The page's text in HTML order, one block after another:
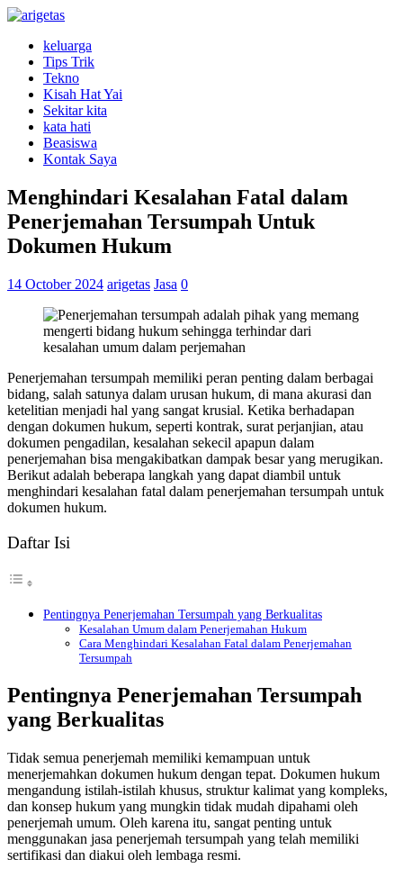
keluarga
Tips Trik
Tekno
Kisah Hat Yai
Sekitar kita
kata hati
Beasiswa
Kontak Saya
Menghindari Kesalahan Fatal dalam
Penerjemahan Tersumpah Untuk
Dokumen Hukum
14 October 2024 arigetas Jasa 0
Penerjemahan tersumpah memiliki peran penting dalam berbagai
bidang, salah satunya dalam urusan hukum, di mana akurasi dan
ketelitian menjadi hal yang sangat krusial. Ketika berhadapan
dengan dokumen hukum, seperti kontrak, surat perjanjian, atau
dokumen pengadilan, kesalahan sekecil apapun dalam
penerjemahan bisa mengakibatkan dampak besar yang merugikan.
Berikut adalah beberapa langkah yang dapat diambil untuk
menghindari kesalahan fatal dalam penerjemahan tersumpah untuk
dokumen hukum.
Daftar Isi
Pentingnya Penerjemahan Tersumpah yang Berkualitas
Kesalahan Umum dalam Penerjemahan Hukum
Cara Menghindari Kesalahan Fatal dalam Penerjemahan
Tersumpah
Pentingnya Penerjemahan Tersumpah
yang Berkualitas
Tidak semua penerjemah memiliki kemampuan untuk
menerjemahkan dokumen hukum dengan tepat. Dokumen hukum
mengandung istilah-istilah khusus, struktur kalimat yang kompleks,
dan konsep hukum yang mungkin tidak mudah dipahami oleh
penerjemah umum. Oleh karena itu, sangat penting untuk
menggunakan jasa penerjemah tersumpah yang telah memiliki
sertifikasi dan diakui oleh lembaga resmi.